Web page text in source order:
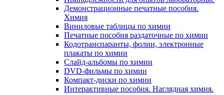
Демонстрационные печатные пособия.
Химия
Виниловые таблицы по химии
Печатные пособия раздаточные по химии
Кодотранспаранты, фолии, электронные
плакаты по химии
Слайд-альбомы по химии
DVD-фильмы по химии
Компакт-диски по химии
Интерактивные пособия. Наглядная химия.